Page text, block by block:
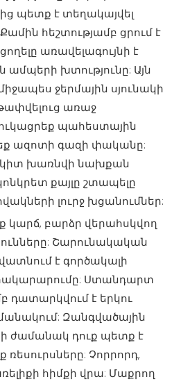
պետք է տեղակայվել
հեշտությամբ ցրում է
առավելագույնի է
ամպերի խտությունը: Այն
ջերմային սյունակի
առաջ
պահեստային
ազոտի գազի փականը:
խառնվի նախքան
քայլը շտապելը
լուրջ խցանումներ:
կարճ, բարձր վերահսկվող
Շարունակական
է գործակալի
Ստանդարտ
դատարկվում է երկու
Զանգվածային
ժամանակ դուք պետք է
Չորրորդ,
հիմքի վրա: Մաքրող